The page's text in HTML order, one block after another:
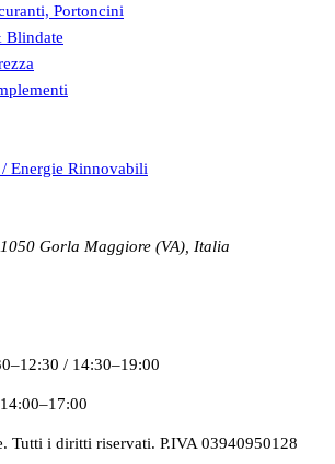
Portoncini
Blindate
Energie Rinnovabili
Gorla Maggiore (VA), Italia
/ 14:30–19:00
14:00–17:00
Tutti i diritti riservati. P.IVA 03940950128